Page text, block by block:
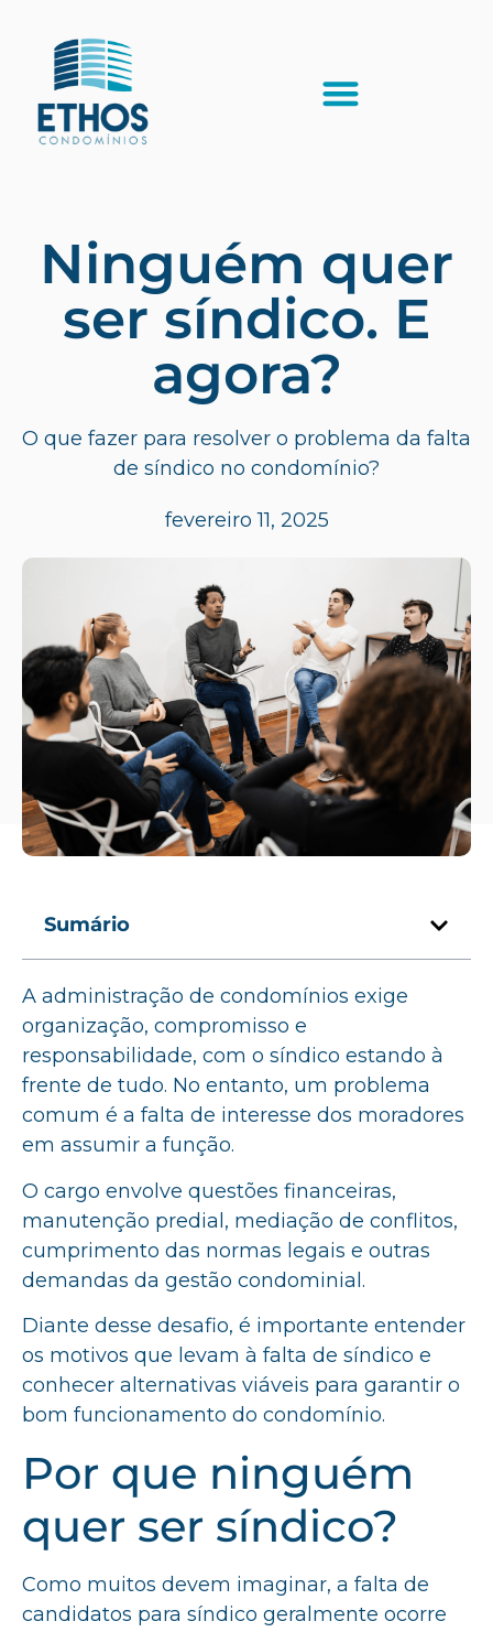
Ninguém quer
ser síndico. E
agora?
O que fazer para resolver o problema da falta
de síndico no condomínio?
fevereiro 11, 2025
Sumário
A administração de condomínios exige
organização, compromisso e
responsabilidade, com o síndico estando à
frente de tudo. No entanto, um problema
comum é a falta de interesse dos moradores
em assumir a função.
O cargo envolve questões financeiras,
manutenção predial, mediação de conflitos,
cumprimento das normas legais e outras
demandas da gestão condominial.
Diante desse desafio, é importante entender
os motivos que levam à falta de síndico e
conhecer alternativas viáveis para garantir o
bom funcionamento do condomínio.
Por que ninguém
quer ser síndico?
Como muitos devem imaginar, a falta de
candidatos para síndico geralmente ocorre